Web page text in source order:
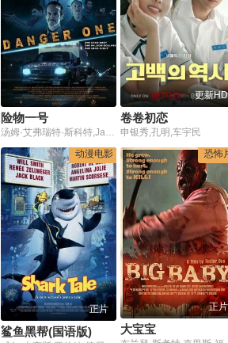
险物一号
汤姆·艾弗瑞特·斯科特,James Jurdi,安吉里卡·希拉娅
更新HD
卷卷初恋
申银秀,孔明,车宇民
动漫电影
正片
鲨鱼黑帮(国语版)
恐怖
正片
大宝宝